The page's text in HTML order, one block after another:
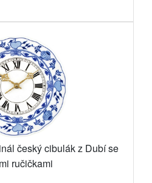
český cibulák z Dubí se
ručičkami